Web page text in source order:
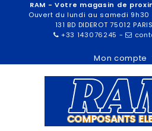
RAM - Votre magasin de
Ouvert du lundi au samedi 9h30
131 BD DIDEROT 75012 PARIS
+33 143076245 -
Mon compte